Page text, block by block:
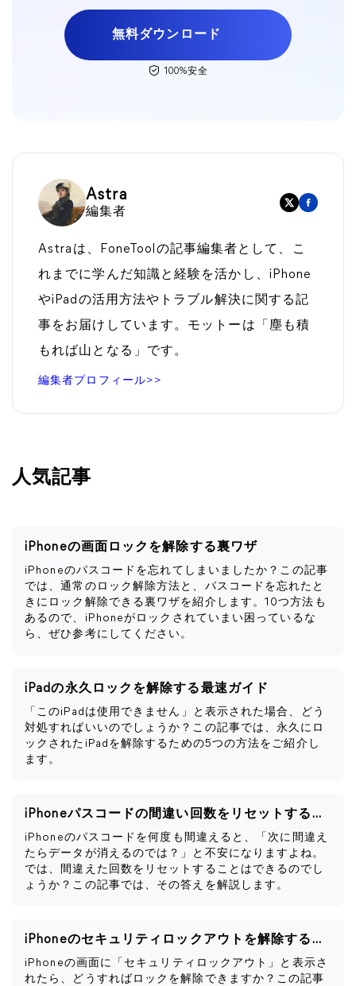
無料ダウンロード
100%安全
Astra
編集者
Astraは、FoneToolの記事編集者として、こ
れまでに学んだ知識と経験を活かし、iPhone
やiPadの活用方法やトラブル解決に関する記
事をお届けしています。モットーは「塵も積
もれば山となる」です。
編集者プロフィール>>
人気記事
iPhoneの画面ロックを解除する裏ワザ
iPhoneのパスコードを忘れてしまいましたか？この記事
では、通常のロック解除方法と、パスコードを忘れたと
きにロック解除できる裏ワザを紹介します。10つ方法も
あるので、iPhoneがロックされていまい困っているな
ら、ぜひ参考にしてください。
iPadの永久ロックを解除する最速ガイド
「このiPadは使用できません」と表示された場合、どう
対処すればいいのでしょうか？この記事では、永久にロ
ックされたiPadを解除するための5つの方法をご紹介し
ます。
iPhoneパスコードの間違い回数をリセットする方法
iPhoneのパスコードを何度も間違えると、「次に間違え
たらデータが消えるのでは？」と不安になりますよね。
では、間違えた回数をリセットすることはできるのでし
ょうか？この記事では、その答えを解説します。
iPhoneのセキュリティロックアウトを解除する方法
iPhoneの画面に「セキュリティロックアウト」と表示さ
れたら、どうすればロックを解除できますか？この記事